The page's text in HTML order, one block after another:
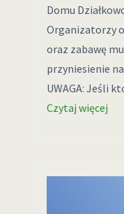
Domu
Organizatorzy
oraz zabawę
przyniesienie
UWAGA: Jeśli
Czytaj więcej